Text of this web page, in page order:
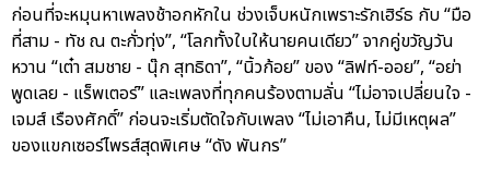
ก่อนที่จะหมุนหาเพลงช้าอกหักใน ช่วงเจ็บหนักเพราะรักเฮิร์ธ กับ “มือ
ที่สาม - ทัช ณ ตะกั่วทุ่ง”, “โลกทั้งใบให้นายคนเดียว” จากคู่ขวัญวัน
หวาน “เต๋า สมชาย - นุ๊ก สุทธิดา”, “นิ้วก้อย” ของ “ลิฟท์-ออย”, “อย่า
พูดเลย - แร็พเตอร์” และเพลงที่ทุกคนร้องตามลั่น “ไม่อาจเปลี่ยนใจ -
เจมส์ เรืองศักดิ์” ก่อนจะเริ่มตัดใจกับเพลง “ไม่เอาคืน, ไม่มีเหตุผล”
ของแขกเซอร์ไพรส์สุดพิเศษ “ดัง พันกร”